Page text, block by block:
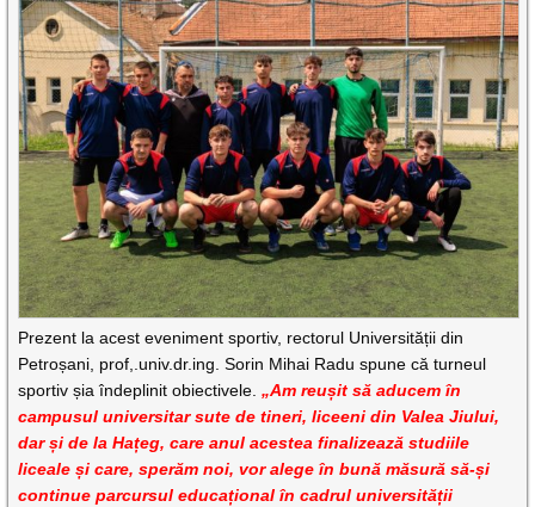
Prezent la acest eveniment sportiv, rectorul Universității din
Petroșani, prof,.univ.dr.ing. Sorin Mihai Radu spune că turneul
sportiv șia îndeplinit obiectivele. „Am reușit să aducem în
campusul universitar sute de tineri, liceeni din Valea Jiului,
dar și de la Hațeg, care anul acestea finalizează studiile
liceale și care, sperăm noi, vor alege în bună măsură să-și
continue parcursul educațional în cadrul universității